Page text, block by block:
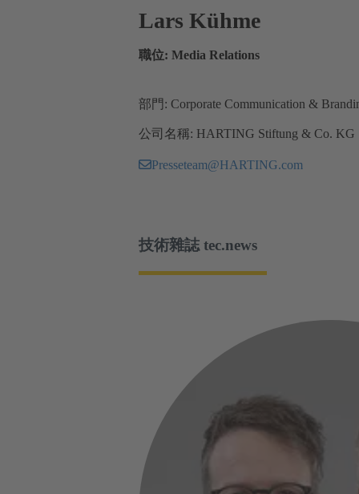
Lars Kühme
職位: Media Relations
部門: Corporate Communication &
公司名稱: HARTING Stiftung & Co. KG
Presseteam@HARTING.com
技術雜誌 tec.news